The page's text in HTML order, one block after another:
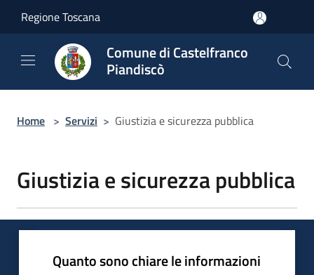
Regione Toscana
Comune di Castelfranco
Piandiscò
Home > Servizi > Giustizia e sicurezza pubblica
Giustizia e sicurezza pubblica
Quanto sono chiare le informazioni